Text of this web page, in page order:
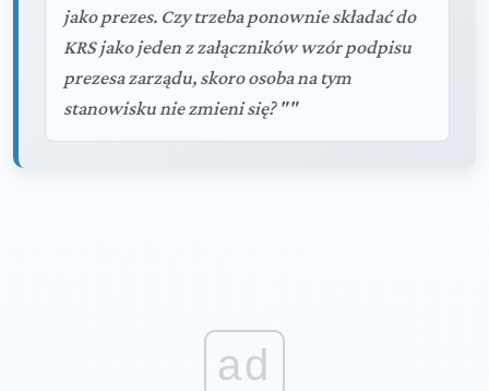
jako prezes. Czy trzeba ponownie składać do
KRS jako jeden z załączników wzór podpisu
prezesa zarządu, skoro osoba na tym
stanowisku nie zmieni się? ""
ad